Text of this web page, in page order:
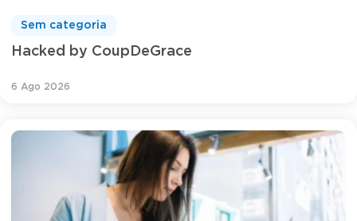
Hacked by CoupDeGrace
Sem categoria
6 Ago 2026